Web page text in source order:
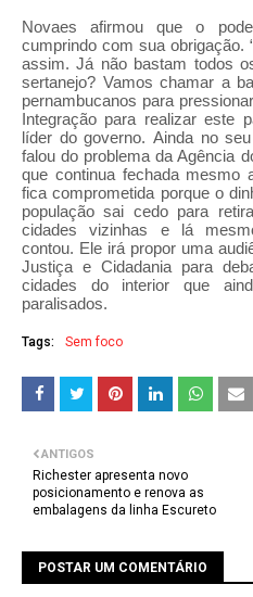
Novaes afirmou que o
cumprindo com sua obrigação.
assim. Já não bastam todos
sertanejo? Vamos chamar a
pernambucanos para
Integração para realizar este
líder do governo. Ainda no
falou do problema da Agência
que continua fechada mesmo
fica comprometida porque o
população sai cedo para
cidades vizinhas e lá
contou. Ele irá propor uma
Justiça e Cidadania para
cidades do interior que
paralisados.
Tags: Sem foco
ANTIGOS
Richester apresenta novo
posicionamento e renova as
embalagens da linha Escureto
POSTAR UM COMENTÁRIO